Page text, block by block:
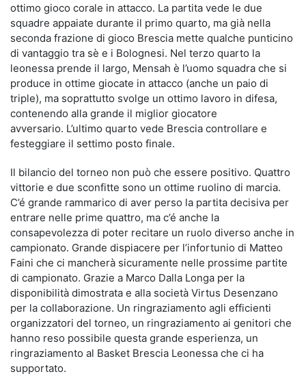
ottimo gioco corale in attacco. La partita vede le due
squadre appaiate durante il primo quarto, ma già nella
seconda frazione di gioco Brescia mette qualche punticino
di vantaggio tra sè e i Bolognesi. Nel terzo quarto la
leonessa prende il largo, Mensah è l’uomo squadra che si
produce in ottime giocate in attacco (anche un paio di
triple), ma soprattutto svolge un ottimo lavoro in difesa,
contenendo alla grande il miglior giocatore
avversario. L’ultimo quarto vede Brescia controllare e
festeggiare il settimo posto finale.
Il bilancio del torneo non può che essere positivo. Quattro
vittorie e due sconfitte sono un ottime ruolino di marcia.
C’é grande rammarico di aver perso la partita decisiva per
entrare nelle prime quattro, ma c’é anche la
consapevolezza di poter recitare un ruolo diverso anche in
campionato. Grande dispiacere per l’infortunio di Matteo
Faini che ci mancherà sicuramente nelle prossime partite
di campionato. Grazie a Marco Dalla Longa per la
disponibilità dimostrata e alla società Virtus Desenzano
per la collaborazione. Un ringraziamento agli efficienti
organizzatori del torneo, un ringraziamento ai genitori che
hanno reso possibile questa grande esperienza, un
ringraziamento al Basket Brescia Leonessa che ci ha
supportato.